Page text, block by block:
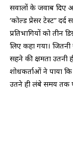
सवालों के जवाब दिए
‘कोल्ड प्रेसर टेस्ट”
प्रतिभागियों को तीन
लिए कहा गया।
सहने की क्षमता उतनी
शोधकर्ताओं ने पाया
उतने ही लंबे समय तक